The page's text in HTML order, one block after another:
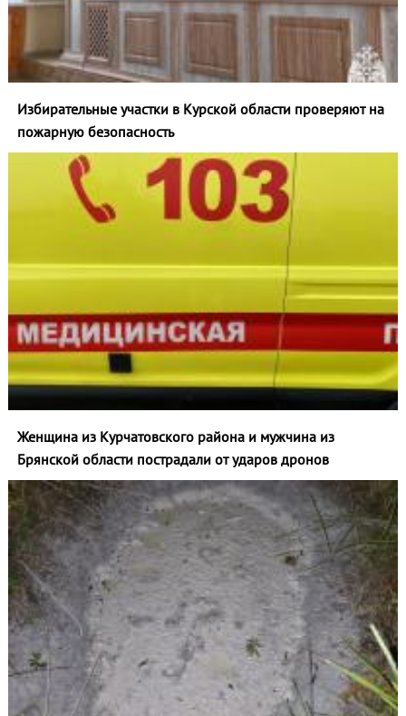
Избирательные участки в Курской области проверяют на
пожарную безопасность
Женщина из Курчатовского района и мужчина из
Брянской области пострадали от ударов дронов